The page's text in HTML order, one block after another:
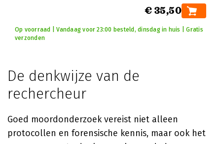
€ 35,50
Op voorraad | Vandaag voor 23:00 besteld, dinsdag in huis | Gratis
verzonden
De denkwijze van de
rechercheur
Goed moordonderzoek vereist niet alleen
protocollen en forensische kennis, maar ook het